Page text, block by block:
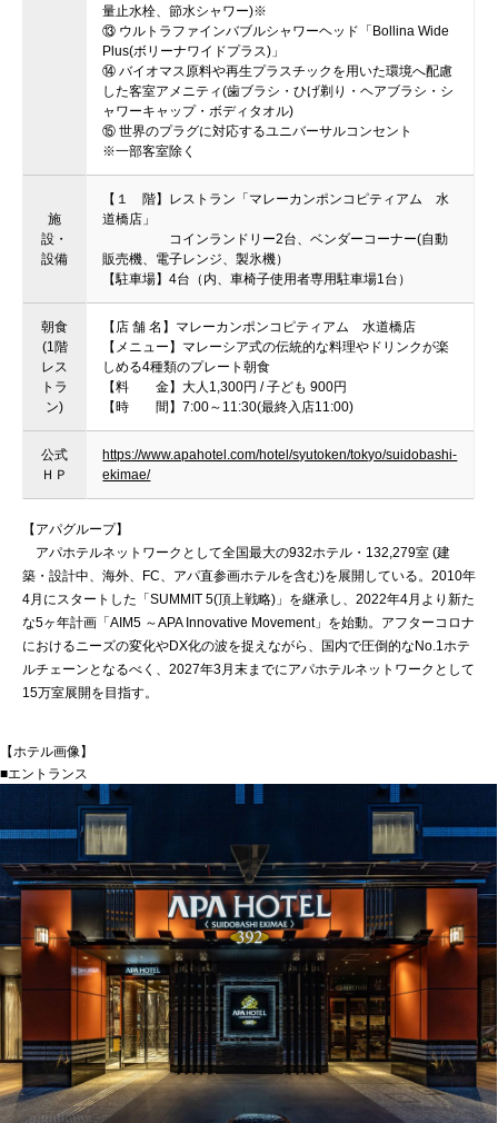
量止水栓、節水シャワー)※
⑬ ウルトラファインバブルシャワーヘッド「Bollina Wide
Plus(ボリーナワイドプラス)」
⑭ バイオマス原料や再生プラスチックを用いた環境へ配慮
した客室アメニティ(歯ブラシ・ひげ剃り・ヘアブラシ・シ
ャワーキャップ・ボディタオル)
⑮ 世界のプラグに対応するユニバーサルコンセント
※一部客室除く
施
設・
設備
【１ 階】レストラン「マレーカンポンコピティアム 水
道橋店」
コインランドリー2台、ベンダーコーナー(自動
販売機、電子レンジ、製氷機）
【駐車場】4台（内、車椅子使用者専用駐車場1台）
朝食
(1階
レス
トラ
ン)
【店 舗 名】マレーカンポンコピティアム 水道橋店
【メニュー】マレーシア式の伝統的な料理やドリンクが楽
しめる4種類のプレート朝食
【料 金】大人1,300円 / 子ども 900円
【時 間】7:00～11:30(最終入店11:00)
公式
ＨＰ
https://www.apahotel.com/hotel/syutoken/tokyo/suidobashi-
ekimae/
【アパグループ】
アパホテルネットワークとして全国最大の932ホテル・132,279室 (建
築・設計中、海外、FC、アパ直参画ホテルを含む)を展開している。2010年
4月にスタートした「SUMMIT 5(頂上戦略)」を継承し、2022年4月より新た
な5ヶ年計画「AIM5 ～APA Innovative Movement」を始動。アフターコロナ
におけるニーズの変化やDX化の波を捉えながら、国内で圧倒的なNo.1ホテ
ルチェーンとなるべく、2027年3月末までにアパホテルネットワークとして
15万室展開を目指す。
【ホテル画像】
■エントランス